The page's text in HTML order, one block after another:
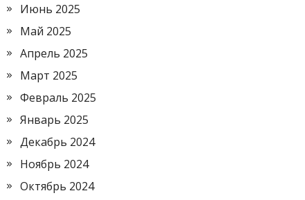
Июнь 2025
Май 2025
Апрель 2025
Март 2025
Февраль 2025
Январь 2025
Декабрь 2024
Ноябрь 2024
Октябрь 2024